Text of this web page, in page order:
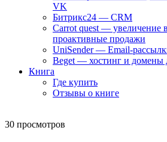
VK
Битрикс24 — CRM
Carrot quest — увеличение
проактивные продажи
UniSender — Email-
Beget — хостинг и домены
Книга
Где купить
Отзывы о книге
30 просмотров